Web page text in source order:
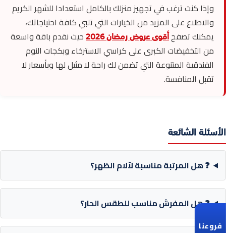
فروعنا
وإذا كنت ترغب في تجهيز منزلك بالكامل استعدادا للشهر الكريم
والاطلاع على المزيد من الخيارات التي تلبي كافة احتياجاتك،
يمكنك تصفحأقوى عروض رمضان 2026
حيث نقدم باقة واسعة
من التخفيضات الكبرى على كراسي الاسترخاء وبكجات النوم
الفندقية المتنوعة التي تضمن لك راحة لا مثيل لها وبأسعار لا
تقبل المنافسة.
الأسئلة الشائعة
❓ هل المرتبة مناسبة لآلام الظهر؟
❓ هل المفرش مناسب للطقس الحار؟